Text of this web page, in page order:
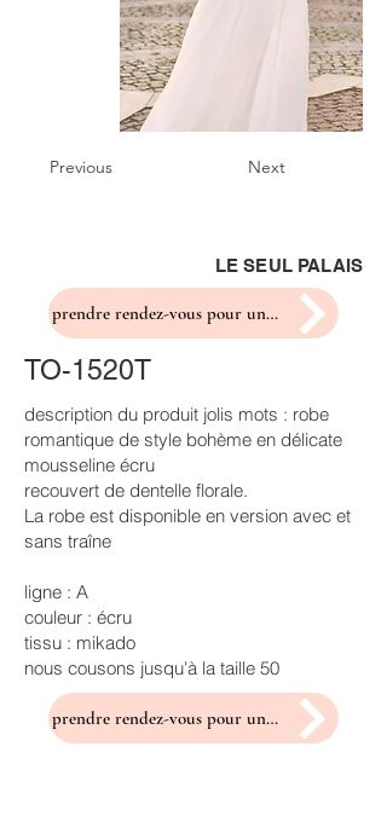
Previous Next
LE SEUL PALAIS
prendre rendez-vous pour un essayage
TO-1520T
description du produit jolis mots : robe
romantique de style bohème en délicate
mousseline écru
recouvert de dentelle florale.
La robe est disponible en version avec et
sans traîne
ligne : A
couleur : écru
tissu : mikado
nous cousons jusqu'à la taille 50
prendre rendez-vous pour un essayage